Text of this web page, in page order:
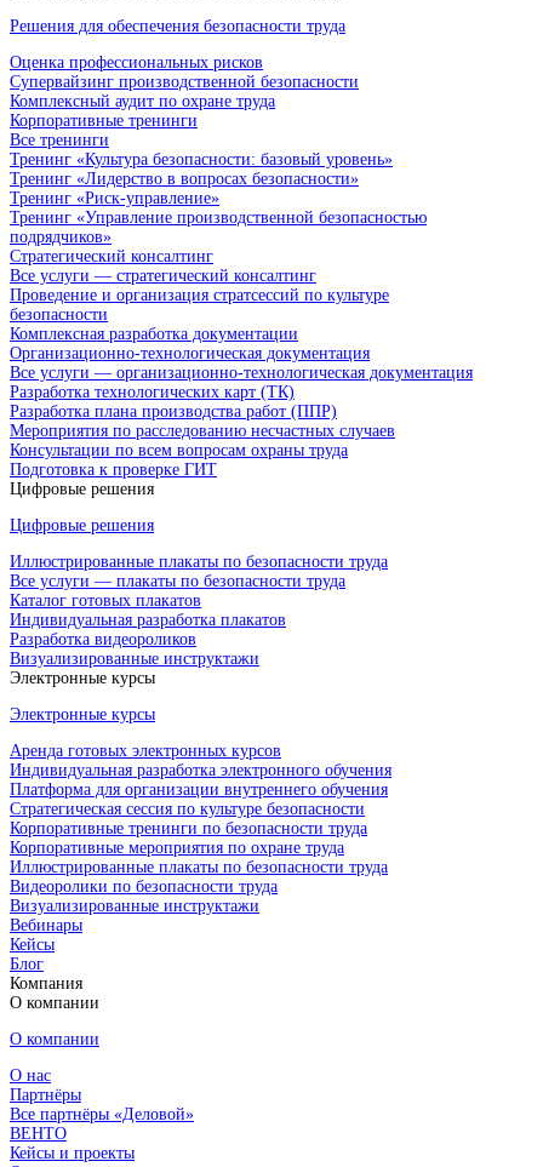
Решения для обеспечения безопасности труда
Оценка профессиональных рисков
Супервайзинг производственной безопасности
Комплексный аудит по охране труда
Корпоративные тренинги
Все тренинги
Тренинг «Культура безопасности: базовый уровень»
Тренинг «Лидерство в вопросах безопасности»
Тренинг «Риск-управление»
Тренинг «Управление производственной безопасностью
подрядчиков»
Стратегический консалтинг
Все услуги — стратегический консалтинг
Проведение и организация стратсессий по культуре
безопасности
Комплексная разработка документации
Организационно-технологическая документация
Все услуги — организационно-технологическая документация
Разработка технологических карт (ТК)
Разработка плана производства работ (ППР)
Мероприятия по расследованию несчастных случаев
Консультации по всем вопросам охраны труда
Подготовка к проверке ГИТ
Цифровые решения
Цифровые решения
Иллюстрированные плакаты по безопасности труда
Все услуги — плакаты по безопасности труда
Каталог готовых плакатов
Индивидуальная разработка плакатов
Разработка видеороликов
Визуализированные инструктажи
Электронные курсы
Электронные курсы
Аренда готовых электронных курсов
Индивидуальная разработка электронного обучения
Платформа для организации внутреннего обучения
Стратегическая сессия по культуре безопасности
Корпоративные тренинги по безопасности труда
Корпоративные мероприятия по охране труда
Иллюстрированные плакаты по безопасности труда
Видеоролики по безопасности труда
Визуализированные инструктажи
Вебинары
Кейсы
Блог
Компания
О компании
О компании
О нас
Партнёры
Все партнёры «Деловой»
ВЕНТО
Кейсы и проекты